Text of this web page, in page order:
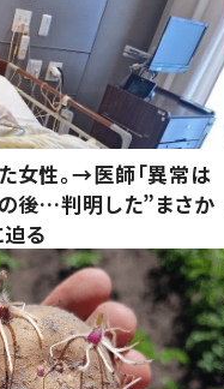
女性。→医師「異常は
の後…判明した”まさか
る